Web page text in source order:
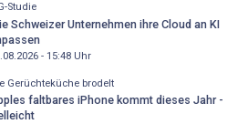
Studie
Schweizer Unternehmen ihre Cloud an KI
- 15:48Uhr
Gerüchteküche brodelt
faltbares iPhone kommt dieses Jahr -